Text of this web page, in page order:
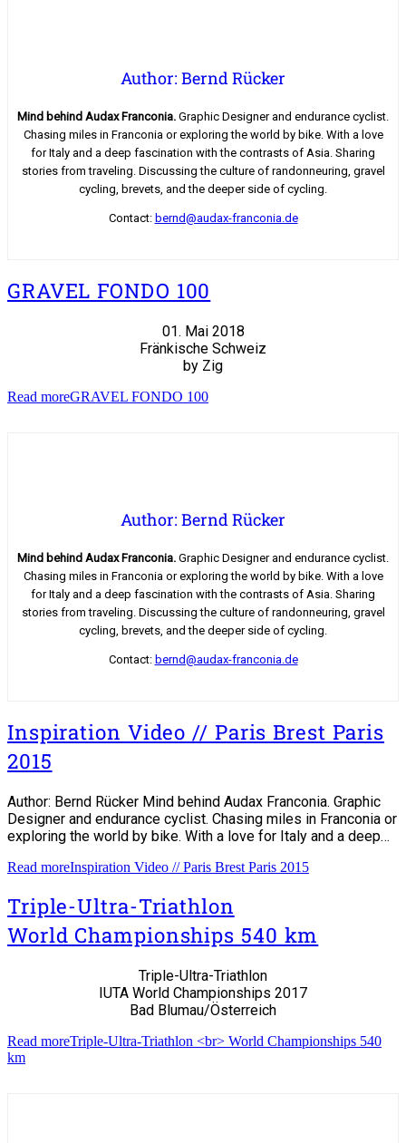
Author: Bernd Rücker
Mind behind Audax Franconia. Graphic Designer and endurance cyclist.
Chasing miles in Franconia or exploring the world by bike. With a love
for Italy and a deep fascination with the contrasts of Asia. Sharing
stories from traveling. Discussing the culture of randonneuring, gravel
cycling, brevets, and the deeper side of cycling.
Contact: bernd@audax-franconia.de
GRAVEL FONDO 100
01. Mai 2018
Fränkische Schweiz
by Zig
Read moreGRAVEL FONDO 100
Author: Bernd Rücker
Mind behind Audax Franconia. Graphic Designer and endurance cyclist.
Chasing miles in Franconia or exploring the world by bike. With a love
for Italy and a deep fascination with the contrasts of Asia. Sharing
stories from traveling. Discussing the culture of randonneuring, gravel
cycling, brevets, and the deeper side of cycling.
Contact: bernd@audax-franconia.de
Inspiration Video // Paris Brest Paris
2015
Author: Bernd Rücker Mind behind Audax Franconia. Graphic
Designer and endurance cyclist. Chasing miles in Franconia or
exploring the world by bike. With a love for Italy and a deep…
Read moreInspiration Video // Paris Brest Paris 2015
Triple-Ultra-Triathlon
World Championships 540 km
Triple-Ultra-Triathlon
IUTA World Championships 2017
Bad Blumau/Österreich
Read moreTriple-Ultra-Triathlon <br> World Championships 540
km